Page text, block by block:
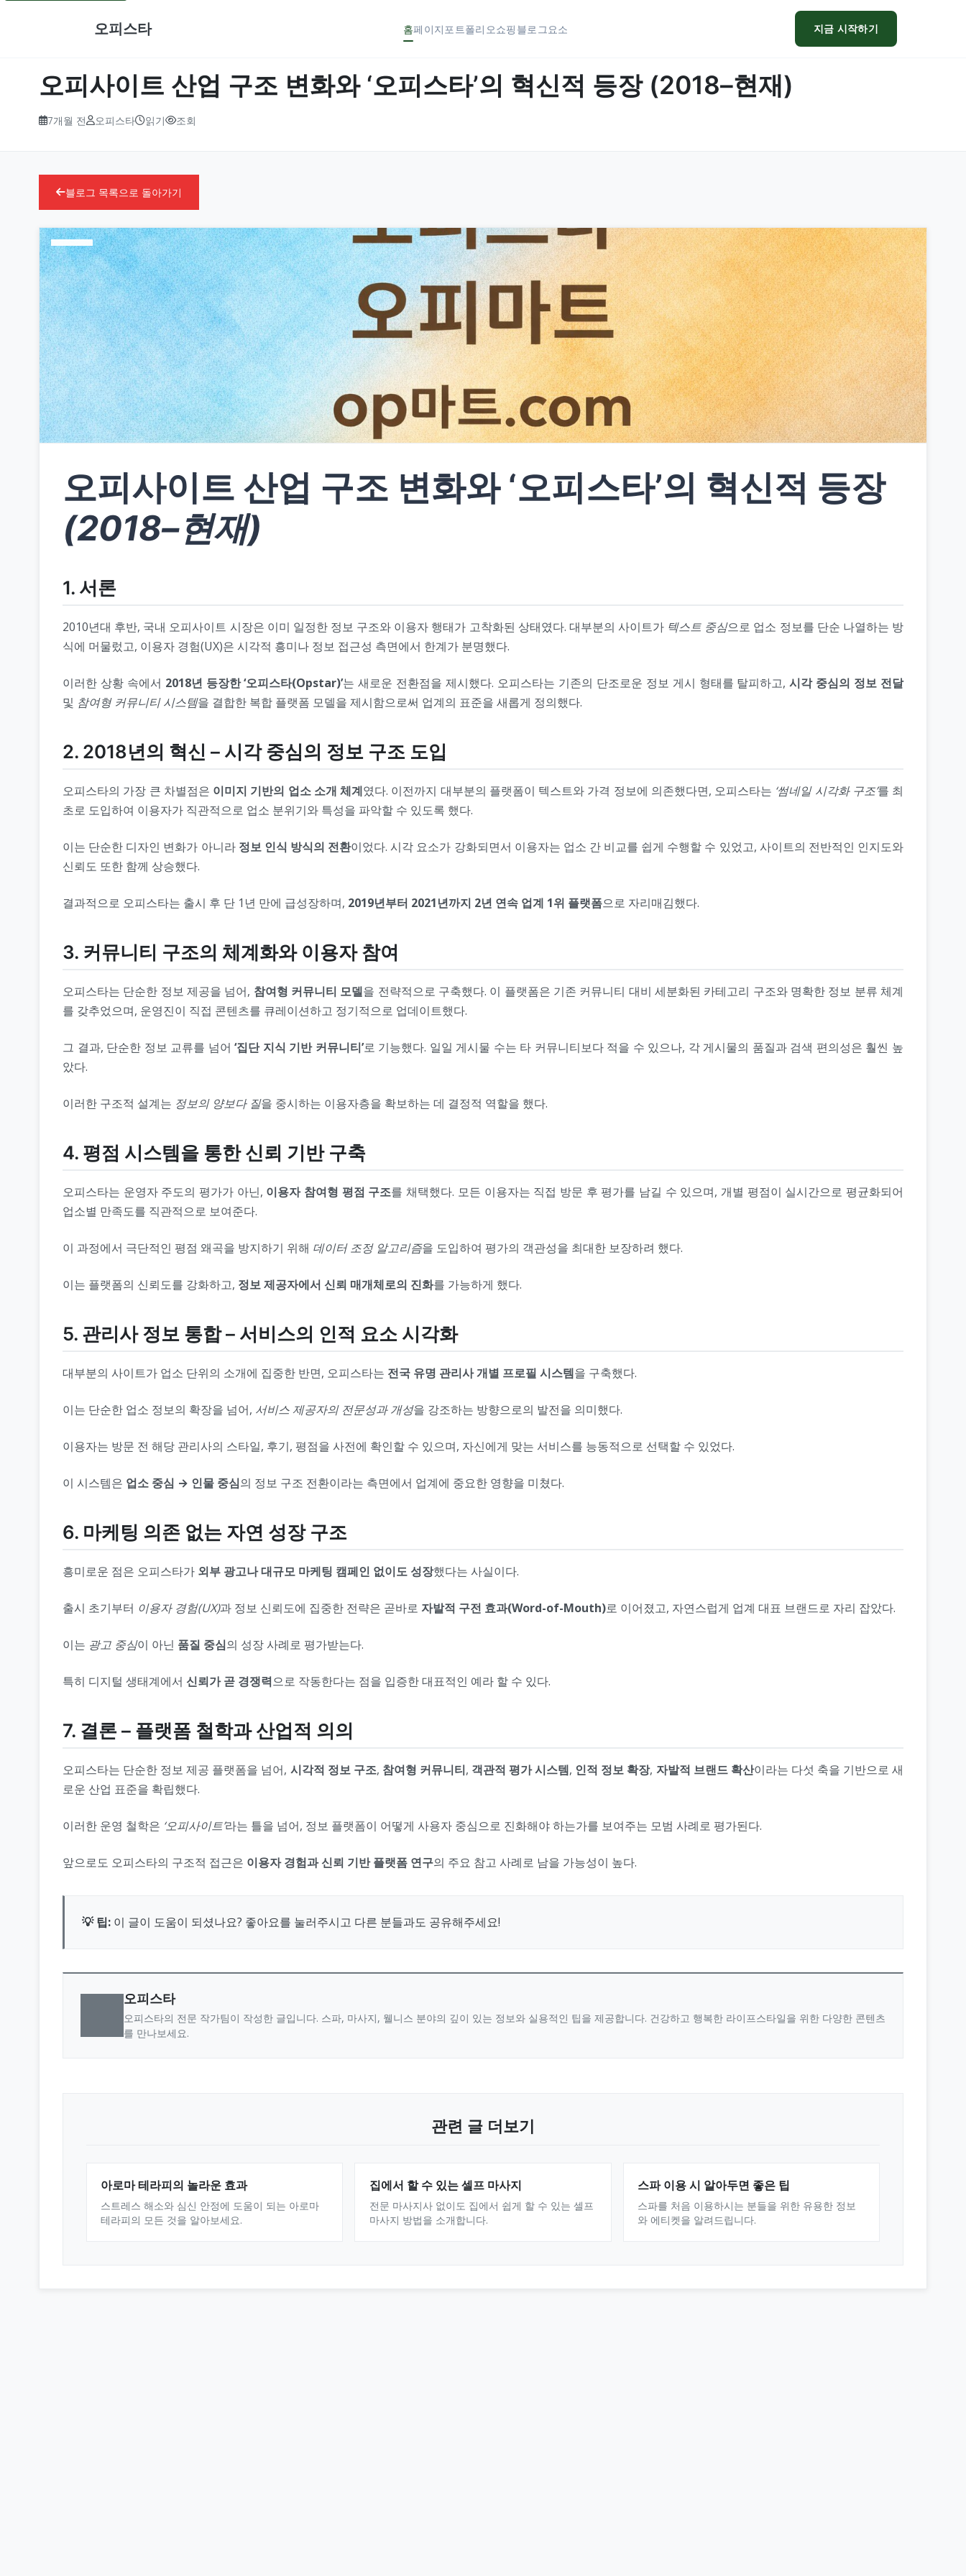
오피스타 홈페이지 포트폴리오쇼핑 블로그 요소 지금 시작하기
오피사이트 산업 구조 변화와 ‘오피스타’의 혁신적 등장 (2018–현재)
7개월 전 오피스타 읽기 조회
블로그 목록으로 돌아가기
오피사이트 산업 구조 변화와 ‘오피스타’의 혁신적 등장
(2018–현재)
1. 서론
2010년대 후반, 국내 오피사이트 시장은 이미 일정한 정보 구조와 이용자 행태가 고착화된 상태였다. 대부분의 사이트가 텍스트 중심으로 업소 정보를 단순 나열하는 방
식에 머물렀고, 이용자 경험(UX)은 시각적 흥미나 정보 접근성 측면에서 한계가 분명했다.
이러한 상황 속에서 2018년 등장한 ‘오피스타(Opstar)’는 새로운 전환점을 제시했다. 오피스타는 기존의 단조로운 정보 게시 형태를 탈피하고,시각 중심의 정보 전달
및 참여형 커뮤니티 시스템을 결합한 복합 플랫폼 모델을 제시함으로써 업계의 표준을 새롭게 정의했다.
2. 2018년의 혁신 – 시각 중심의 정보 구조 도입
오피스타의 가장 큰 차별점은 이미지 기반의 업소 소개 체계였다. 이전까지 대부분의 플랫폼이 텍스트와 가격 정보에 의존했다면, 오피스타는 ‘썸네일 시각화 구조’를 최
초로 도입하여 이용자가 직관적으로 업소 분위기와 특성을 파악할 수 있도록 했다.
이는 단순한 디자인 변화가 아니라 정보 인식 방식의 전환이었다. 시각 요소가 강화되면서 이용자는 업소 간 비교를 쉽게 수행할 수 있었고, 사이트의 전반적인 인지도와
신뢰도 또한 함께 상승했다.
결과적으로 오피스타는 출시 후 단 1년 만에 급성장하며, 2019년부터 2021년까지 2년 연속 업계 1위 플랫폼으로 자리매김했다.
3. 커뮤니티 구조의 체계화와 이용자 참여
오피스타는 단순한 정보 제공을 넘어, 참여형 커뮤니티 모델을 전략적으로 구축했다. 이 플랫폼은 기존 커뮤니티 대비 세분화된 카테고리 구조와 명확한 정보 분류 체계
를 갖추었으며, 운영진이 직접 콘텐츠를 큐레이션하고 정기적으로 업데이트했다.
그 결과, 단순한 정보 교류를 넘어‘집단 지식 기반 커뮤니티’로 기능했다. 일일 게시물 수는 타 커뮤니티보다 적을 수 있으나, 각 게시물의 품질과 검색 편의성은 훨씬 높
았다.
이러한 구조적 설계는 정보의 양보다 질을 중시하는 이용자층을 확보하는 데 결정적 역할을 했다.
4. 평점 시스템을 통한 신뢰 기반 구축
오피스타는 운영자 주도의 평가가 아닌, 이용자 참여형 평점 구조를 채택했다. 모든 이용자는 직접 방문 후 평가를 남길 수 있으며, 개별 평점이 실시간으로 평균화되어
업소별 만족도를 직관적으로 보여준다.
이 과정에서 극단적인 평점 왜곡을 방지하기 위해 데이터 조정 알고리즘을 도입하여 평가의 객관성을 최대한 보장하려 했다.
이는 플랫폼의 신뢰도를 강화하고, 정보 제공자에서 신뢰 매개체로의 진화를 가능하게 했다.
5. 관리사 정보 통합 – 서비스의 인적 요소 시각화
대부분의 사이트가 업소 단위의 소개에 집중한 반면, 오피스타는 전국 유명 관리사 개별 프로필 시스템을 구축했다.
이는 단순한 업소 정보의 확장을 넘어, 서비스 제공자의 전문성과 개성을 강조하는 방향으로의 발전을 의미했다.
이용자는 방문 전 해당 관리사의 스타일, 후기, 평점을 사전에 확인할 수 있으며, 자신에게 맞는 서비스를 능동적으로 선택할 수 있었다.
이 시스템은 업소 중심 → 인물 중심의 정보 구조 전환이라는 측면에서 업계에 중요한 영향을 미쳤다.
6. 마케팅 의존 없는 자연 성장 구조
흥미로운 점은 오피스타가 외부 광고나 대규모 마케팅 캠페인 없이도 성장했다는 사실이다.
출시 초기부터 이용자 경험(UX)과 정보 신뢰도에 집중한 전략은 곧바로 자발적 구전 효과(Word-of-Mouth)로 이어졌고, 자연스럽게 업계 대표 브랜드로 자리 잡았다.
이는 광고 중심이 아닌 품질 중심의 성장 사례로 평가받는다.
특히 디지털 생태계에서 신뢰가 곧 경쟁력으로 작동한다는 점을 입증한 대표적인 예라 할 수 있다.
7. 결론 – 플랫폼 철학과 산업적 의의
오피스타는 단순한 정보 제공 플랫폼을 넘어, 시각적 정보 구조, 참여형 커뮤니티, 객관적 평가 시스템, 인적 정보 확장, 자발적 브랜드 확산이라는 다섯 축을 기반으로 새
로운 산업 표준을 확립했다.
이러한 운영 철학은 ‘오피사이트’라는 틀을 넘어, 정보 플랫폼이 어떻게 사용자 중심으로 진화해야 하는가를 보여주는 모범 사례로 평가된다.
앞으로도 오피스타의 구조적 접근은 이용자 경험과 신뢰 기반 플랫폼 연구의 주요 참고 사례로 남을 가능성이 높다.
💡 팁: 이 글이 도움이 되셨나요? 좋아요를 눌러주시고 다른 분들과도 공유해주세요!
오피스타
오피스타의 전문 작가팀이 작성한 글입니다. 스파, 마사지, 웰니스 분야의 깊이 있는 정보와 실용적인 팁을 제공합니다. 건강하고 행복한 라이프스타일을 위한 다양한 콘텐츠
를 만나보세요.
관련 글 더보기
아로마 테라피의 놀라운 효과
스트레스 해소와 심신 안정에 도움이 되는 아로마
테라피의 모든 것을 알아보세요.
집에서 할 수 있는 셀프 마사지
전문 마사지사 없이도 집에서 쉽게 할 수 있는 셀프
마사지 방법을 소개합니다.
스파 이용 시 알아두면 좋은 팁
스파를 처음 이용하시는 분들을 위한 유용한 정보
와 에티켓을 알려드립니다.